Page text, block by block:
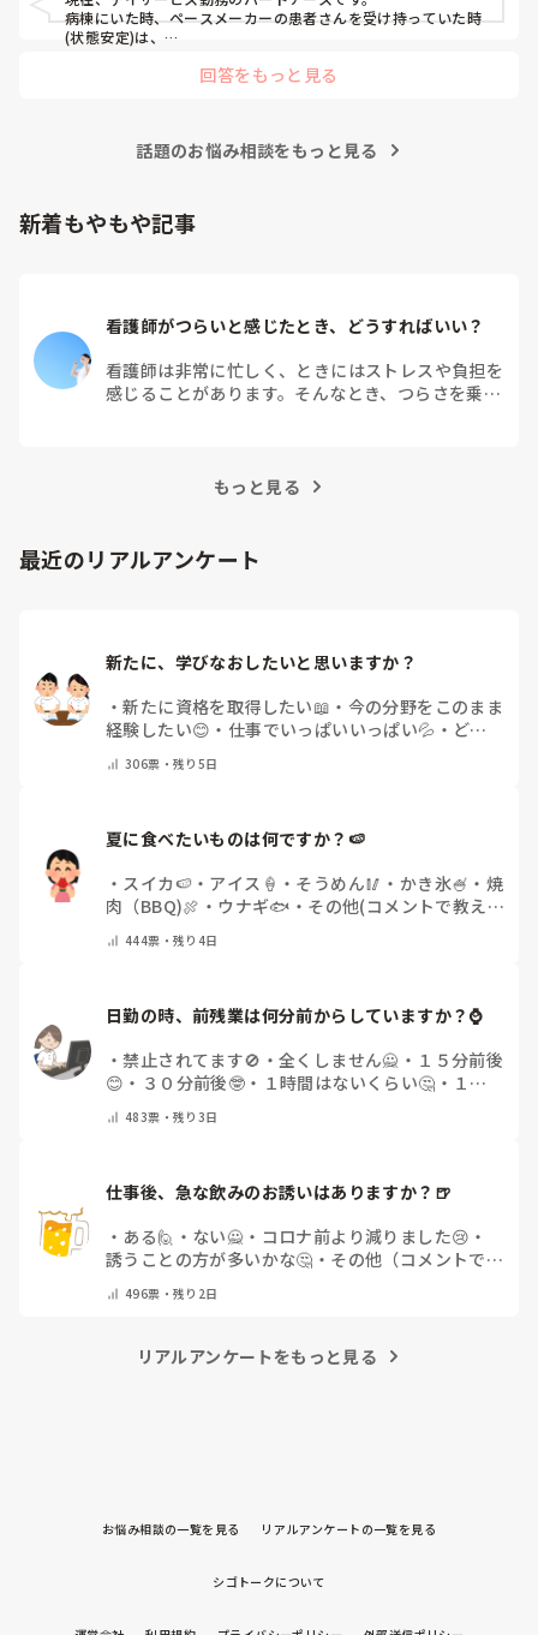
病棟にいた時、ペースメーカーの患者さんを受け持っていた時
(状態安定)は、
ペースメーカーがきちんと作動されていない・不整脈のサイン
参考になれば幸いです。
回答をもっと見る
話題のお悩み相談をもっと見る
新着もやもや記事
看護師がつらいと感じたとき、どうすればいい？
看護師は非常に忙しく、ときにはストレスや負担を
感じることがあります。そんなとき、つらさを乗り
もっと見る
最近のリアルアンケート
新たに、学びなおしたいと思いますか？
・新たに資格を取得したい📖 ・ 今の分野をこのまま
経験したい😊 ・ 仕事でいっぱいいっぱい💦 ・ どん
教えてください）
306票・残り5日
夏に食べたいものは何ですか？🍉
・ スイカ🍉 ・ アイス🍦 ・ そうめん🥢 ・ かき氷🍧 ・ 焼
肉（BBQ)🍖 ・ ウナギ🐟 ・ その他(コメントで教え
444票・残り4日
日勤の時、前残業は何分前からしていますか？⌚
・禁止されてます🚫 ・ 全くしません🙅 ・ １５分前後
😊 ・ ３０分前後🤓 ・ １時間はないくらい🤔 ・ １時
483票・残り3日
仕事後、急な飲みのお誘いはありますか？🍺
・ ある🙋 ・ ない🙅 ・ コロナ前より減りました😢 ・
誘うことの方が多いかな🤔 ・ その他（コメントで教
496票・残り2日
リアルアンケートをもっと見る
お悩み相談の一覧を見る リアルアンケートの一覧を見る
シゴトークについて